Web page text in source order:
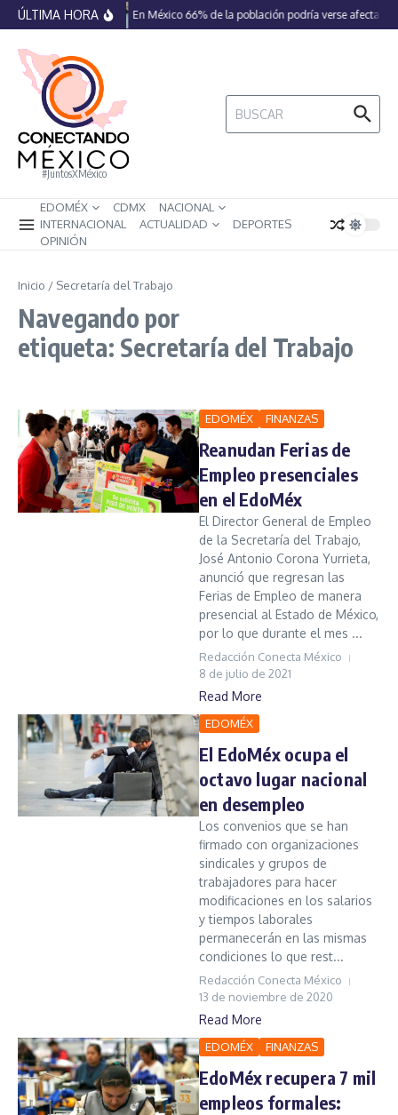
Saltar al contenido
ÚLTIMA HORA En México 66% de la población podría verse afectada
#JuntosXMéxico
Buscar:
EDOMÉX CDMX
NACIONAL
INTERNACIONAL
ACTUALIDAD
DEPORTES
OPINIÓN
Inicio / Secretaría del Trabajo
Navegando por
etiqueta: Secretaría del Trabajo
EDOMÉX FINANZAS
Reanudan Ferias de
Empleo presenciales
en el EdoMéx
El Director General de Empleo
de la Secretaría del Trabajo,
José Antonio Corona Yurrieta,
anunció que regresan las
Ferias de Empleo de manera
presencial al Estado de México,
por lo que durante el mes ...
Redacción Conecta México
8 de julio de 2021
Read More
EDOMÉX
El EdoMéx ocupa el
octavo lugar nacional
en desempleo
Los convenios que se han
firmado con organizaciones
sindicales y grupos de
trabajadores para hacer
modificaciones en los salarios
y tiempos laborales
permanecerán en las mismas
condiciones lo que rest...
Redacción Conecta México
13 de noviembre de 2020
Read More
EDOMÉX FINANZAS
EdoMéx recupera 7 mil
empleos formales: